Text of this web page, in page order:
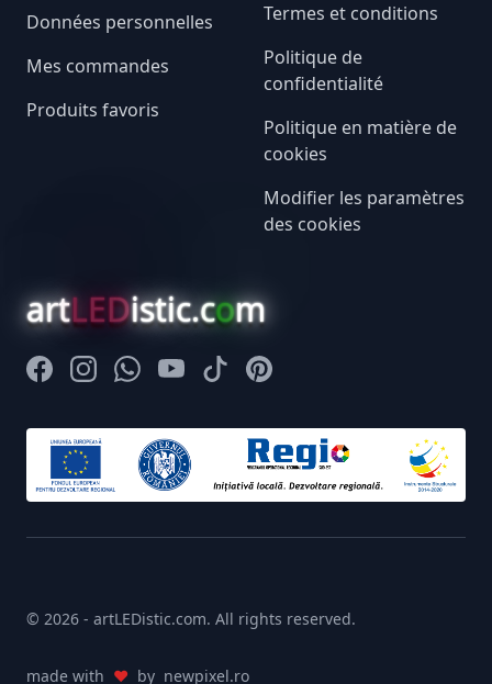
Données personnelles
Mes commandes
Produits favoris
Termes et conditions
Politique de
confidentialité
Politique en matière de
cookies
Modifier les paramètres
des cookies
artLEDistic.com
FacebookInstagramWhatsappYoutubeTiktokPinterest
© 2026 - artLEDistic.com. All rights reserved.
made with ♥ by newpixel.ro